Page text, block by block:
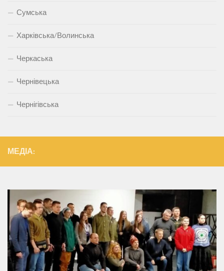
Сумська
Харківська/Волинська
Черкаська
Чернівецька
Чернігівська
МЕДІА: